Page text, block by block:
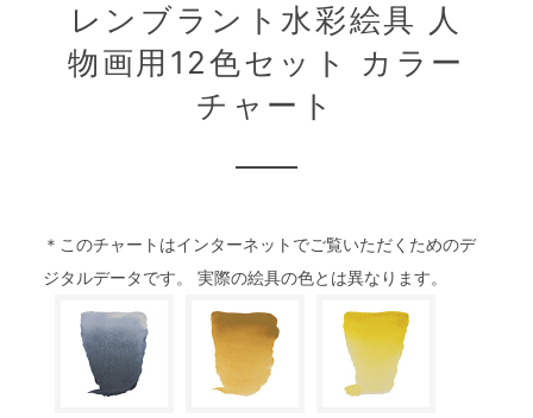
レンブラント水彩絵具 人
物画用12色セット カラー
チャート
＊このチャートはインターネットでご覧いただくためのデ
ジタルデータです。 実際の絵具の色とは異なります。